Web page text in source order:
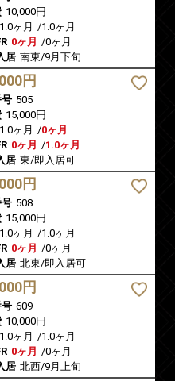
10,000円
1.0ヶ月 /1.0ヶ月
0ヶ月 /0ヶ月
居 南東/9月下旬
円
505
15,000円
1.0ヶ月 /0ヶ月
0ヶ月 /1.0ヶ月
居 東/即入居可
円
508
15,000円
1.0ヶ月 /1.0ヶ月
0ヶ月 /0ヶ月
居 北東/即入居可
円
609
10,000円
1.0ヶ月 /1.0ヶ月
0ヶ月 /0ヶ月
居 北西/9月上旬